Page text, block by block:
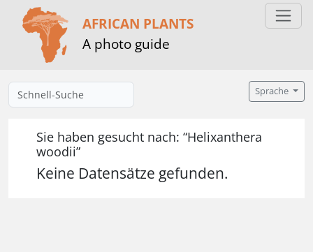
AFRICAN PLANTS
A photo guide
Sprache
Sie haben gesucht nach: “Helixanthera
woodii”
Keine Datensätze gefunden.